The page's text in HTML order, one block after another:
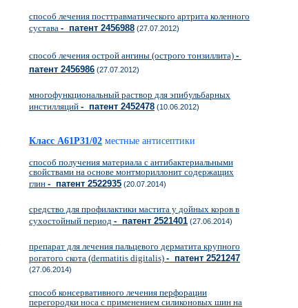
способ лечения посттравматического артрита коленного
сустава - патент 2456988 (27.07.2012)
способ лечения острой ангины (острого тонзиллита) -
патент 2456986 (27.07.2012)
многофункциональный раствор для эпибульбарных
инстилляций - патент 2452478 (10.06.2012)
Класс A61P31/02 местные антисептики
способ получения материала с антибактериальными
свойствами на основе монтмориллонит содержащих
глин - патент 2522935 (20.07.2014)
средство для профилактики мастита у дойных коров в
сухостойный период - патент 2521401 (27.06.2014)
препарат для лечения пальцевого дерматита крупного
рогатого скота (dermatitis digitalis) - патент 2521247
(27.06.2014)
способ консервативного лечения перфорации
перегородки носа с применением силиконовых шин на